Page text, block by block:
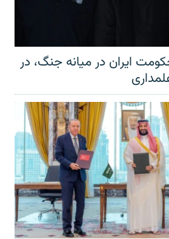
ایران در میانه جنگ، در